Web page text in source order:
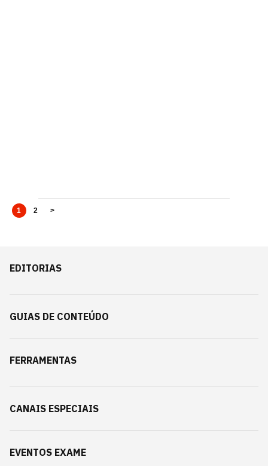
1 2 >
EDITORIAS
GUIAS DE CONTEÚDO
FERRAMENTAS
CANAIS ESPECIAIS
EVENTOS EXAME